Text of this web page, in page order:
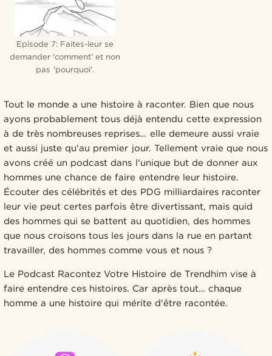
Episode 7: Faites-leur se
demander 'comment' et non
pas 'pourquoi'.
Tout le monde a une histoire à raconter. Bien que nous
ayons probablement tous déjà entendu cette expression
à de très nombreuses reprises… elle demeure aussi vraie
et aussi juste qu'au premier jour. Tellement vraie que nous
avons créé un podcast dans l'unique but de donner aux
hommes une chance de faire entendre leur histoire.
Écouter des célébrités et des PDG milliardaires raconter
leur vie peut certes parfois être divertissant, mais quid
des hommes qui se battent au quotidien, des hommes
que nous croisons tous les jours dans la rue en partant
travailler, des hommes comme vous et nous ?
Le Podcast Racontez Votre Histoire de Trendhim vise à
faire entendre ces histoires. Car après tout… chaque
homme a une histoire qui mérite d'être racontée.